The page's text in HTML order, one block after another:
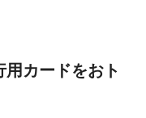
カードをおト